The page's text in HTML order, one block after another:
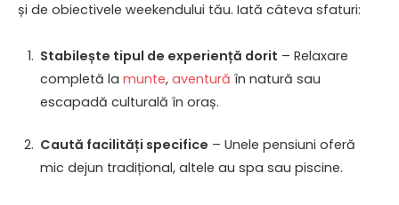
și de obiectivele weekendului tău. Iată câteva sfaturi:
Stabilește tipul de experiență dorit – Relaxare
completă la munte, aventură în natură sau
escapadă culturală în oraș.
Caută facilități specifice – Unele pensiuni oferă
mic dejun tradițional, altele au spa sau piscine.